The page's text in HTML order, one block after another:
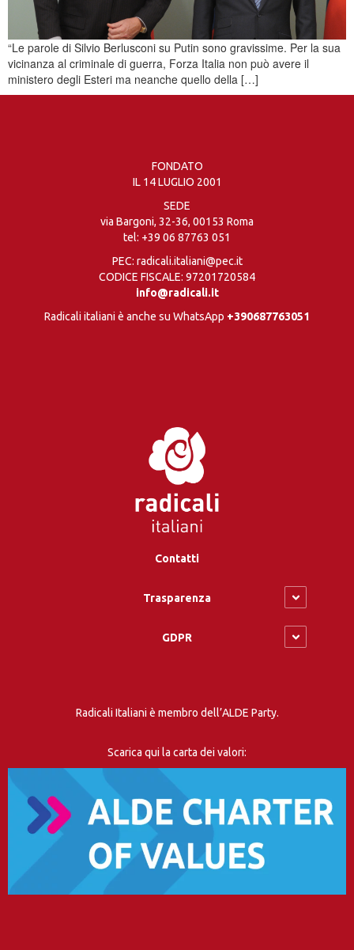
“Le parole di Silvio Berlusconi su Putin sono gravissime. Per la sua
vicinanza al criminale di guerra, Forza Italia non può avere il
ministero degli Esteri ma neanche quello della […]
FONDATO
IL 14 LUGLIO 2001
SEDE
via Bargoni, 32-36, 00153 Roma
tel: +39 06 87763 051
PEC: radicali.italiani@pec.it
CODICE FISCALE: 97201720584
info@radicali.it
Radicali italiani è anche su WhatsApp +390687763051
Contatti
Trasparenza
GDPR
Radicali Italiani è membro dell’ALDE Party.
Scarica qui la carta dei valori: